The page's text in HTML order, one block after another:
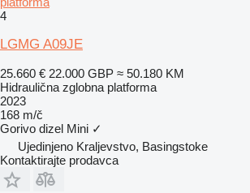
4
LGMG A09JE
25.660 € 22.000 GBP ≈ 50.180 KM
Hidraulična zglobna platforma
2023
168 m/č
Gorivo dizel Mini ✓
Ujedinjeno Kraljevstvo, Basingstoke
Kontaktirajte prodavca